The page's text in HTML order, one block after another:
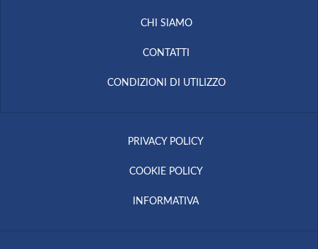
CHI SIAMO
CONTATTI
CONDIZIONI DI UTILIZZO
PRIVACY POLICY
COOKIE POLICY
INFORMATIVA